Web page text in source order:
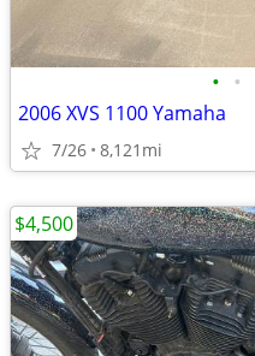
• •
2006 XVS 1100 Yamaha
7/26 8,121mi
$4,500